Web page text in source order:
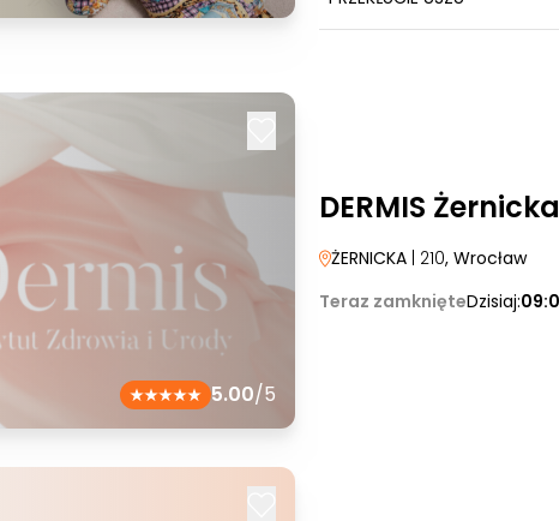
5.00/5
DERMIS Żernicka
ŻERNICKA | 210, Wrocław
Teraz zamknięteDzisiaj: